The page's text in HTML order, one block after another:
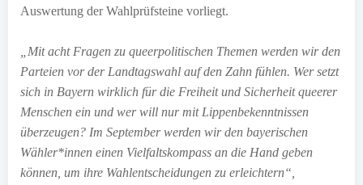
Auswertung der Wahlprüfsteine vorliegt.
„Mit acht Fragen zu queerpolitischen Themen werden wir den
Parteien vor der Landtagswahl auf den Zahn fühlen. Wer setzt
sich in Bayern wirklich für die Freiheit und Sicherheit queerer
Menschen ein und wer will nur mit Lippenbekenntnissen
überzeugen? Im September werden wir den bayerischen
Wähler*innen einen Vielfaltskompass an die Hand geben
können, um ihre Wahlentscheidungen zu erleichtern“,